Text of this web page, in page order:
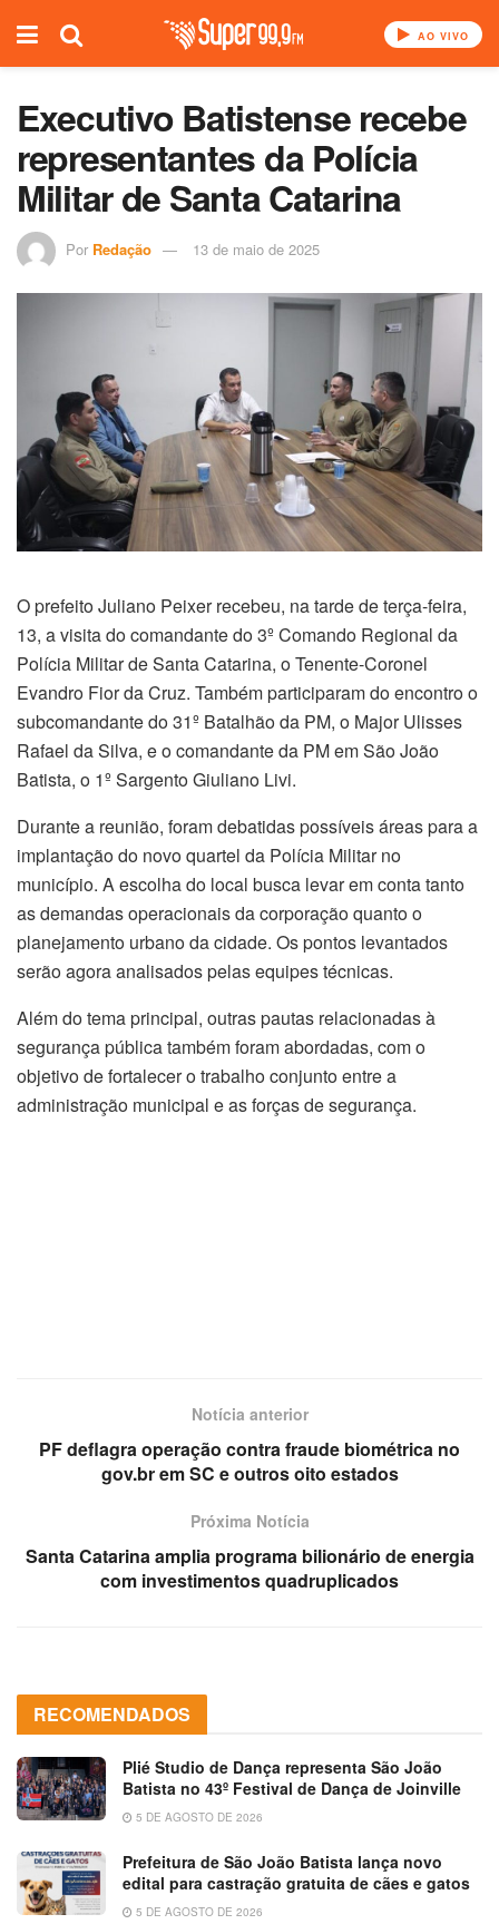
AO VIVO
Executivo Batistense recebe
representantes da Polícia
Militar de Santa Catarina
Por Redação 13 de maio de 2025
O prefeito Juliano Peixer recebeu, na tarde de terça-feira,
13, a visita do comandante do 3º Comando Regional da
Polícia Militar de Santa Catarina, o Tenente-Coronel
Evandro Fior da Cruz. Também participaram do encontro o
subcomandante do 31º Batalhão da PM, o Major Ulisses
Rafael da Silva, e o comandante da PM em São João
Batista, o 1º Sargento Giuliano Livi.
Durante a reunião, foram debatidas possíveis áreas para a
implantação do novo quartel da Polícia Militar no
município. A escolha do local busca levar em conta tanto
as demandas operacionais da corporação quanto o
planejamento urbano da cidade. Os pontos levantados
serão agora analisados pelas equipes técnicas.
Além do tema principal, outras pautas relacionadas à
segurança pública também foram abordadas, com o
objetivo de fortalecer o trabalho conjunto entre a
administração municipal e as forças de segurança.
Notícia anterior
PF deflagra operação contra fraude biométrica no
gov.br em SC e outros oito estados
Próxima Notícia
Santa Catarina amplia programa bilionário de energia
com investimentos quadruplicados
RECOMENDADOS
Plié Studio de Dança representa São João
Batista no 43º Festival de Dança de Joinville
5 DE AGOSTO DE 2026
Prefeitura de São João Batista lança novo
edital para castração gratuita de cães e gatos
5 DE AGOSTO DE 2026